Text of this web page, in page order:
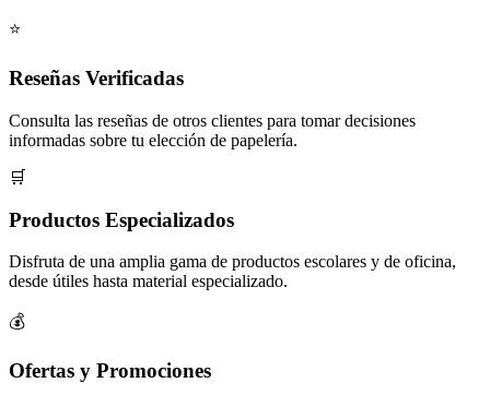
⭐
Reseñas Verificadas
Consulta las reseñas de otros clientes para tomar decisiones
informadas sobre tu elección de papelería.
🛒
Productos Especializados
Disfruta de una amplia gama de productos escolares y de oficina,
desde útiles hasta material especializado.
💰
Ofertas y Promociones